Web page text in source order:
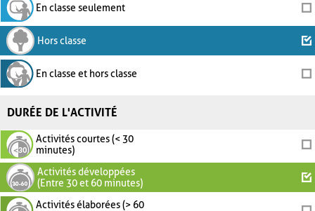
En classe seulement
Hors classe
En classe et hors classe
DURÉE DE L'ACTIVITÉ
Activités courtes (< 30
minutes)
Activités développées
(Entre 30 et 60 minutes)
Activités élaborées (> 60